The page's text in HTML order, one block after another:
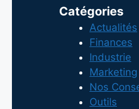
Catégories
Actualités
Finances
Industrie
Marketing
Nos
Outils